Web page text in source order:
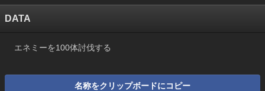
DATA
エネミーを100体討伐する
名称をクリップボードにコピー